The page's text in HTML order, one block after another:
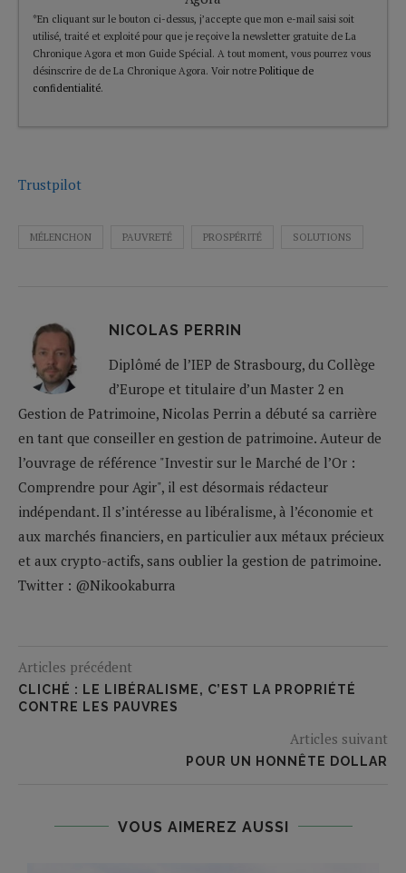
*En cliquant sur le bouton ci-dessus, j’accepte que mon e-mail saisi soit
utilisé, traité et exploité pour que je reçoive la newsletter gratuite de La
Chronique Agora et mon Guide Spécial. A tout moment, vous pourrez vous
désinscrire de de La Chronique Agora. Voir notre Politique de
confidentialité.
Trustpilot
MÉLENCHON PAUVRETÉ PROSPÉRITÉ SOLUTIONS
NICOLAS PERRIN
Diplômé de l’IEP de Strasbourg, du Collège
d’Europe et titulaire d’un Master 2 en
Gestion de Patrimoine, Nicolas Perrin a débuté sa carrière
en tant que conseiller en gestion de patrimoine. Auteur de
l’ouvrage de référence "Investir sur le Marché de l’Or :
Comprendre pour Agir", il est désormais rédacteur
indépendant. Il s’intéresse au libéralisme, à l’économie et
aux marchés financiers, en particulier aux métaux précieux
et aux crypto-actifs, sans oublier la gestion de patrimoine.
Twitter : @Nikookaburra
Articles précédent
CLICHÉ : LE LIBÉRALISME, C’EST LA PROPRIÉTÉ
CONTRE LES PAUVRES
Articles suivant
POUR UN HONNÊTE DOLLAR
VOUS AIMEREZ AUSSI